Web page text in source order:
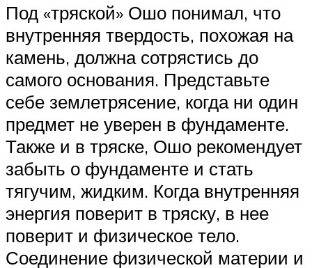
Под «тряской» Ошо понимал, что
внутренняя твердость, похожая на
камень, должна сотрястись до
самого основания. Представьте
себе землетрясение, когда ни один
предмет не уверен в фундаменте.
Также и в тряске, Ошо рекомендует
забыть о фундаменте и стать
тягучим, жидким. Когда внутренняя
энергия поверит в тряску, в нее
поверит и физическое тело.
Соединение физической материи и